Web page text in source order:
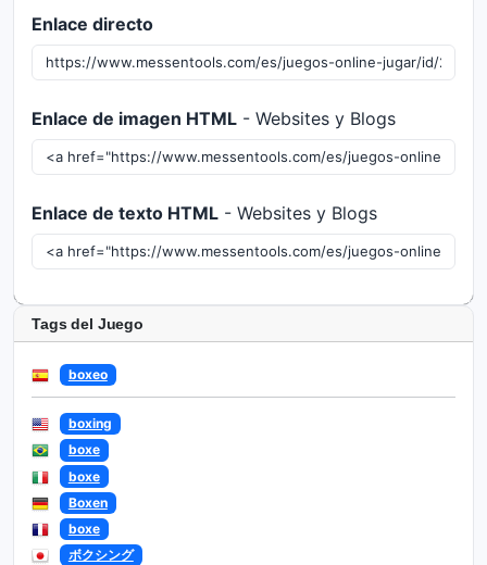
Enlace directo
Enlace de imagen HTML - Websites y Blogs
Enlace de texto HTML - Websites y Blogs
Tags del Juego
boxeo
boxing
boxe
boxe
Boxen
boxe
ボクシング